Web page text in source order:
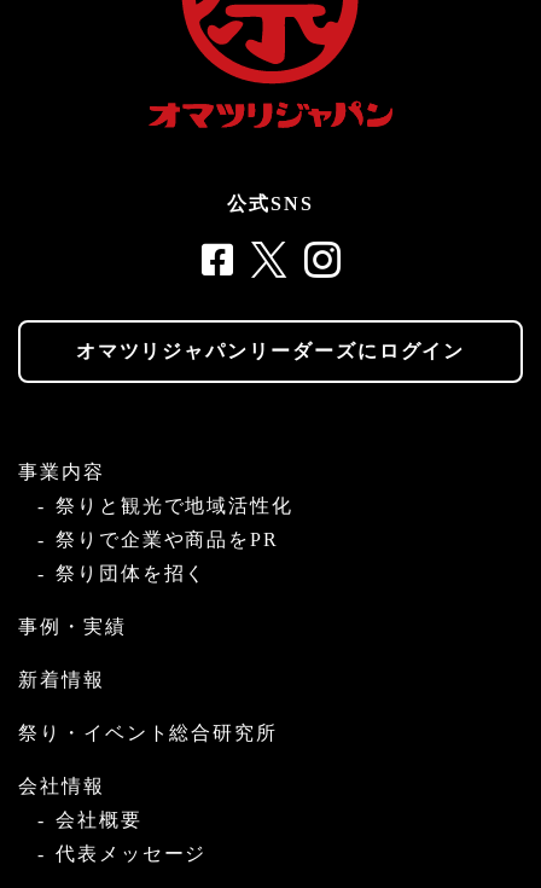
公式SNS
オマツリジャパンリーダーズにログイン
事業内容
祭りと観光で地域活性化
祭りで企業や商品をPR
祭り団体を招く
事例・実績
新着情報
祭り・イベント総合研究所
会社情報
会社概要
代表メッセージ